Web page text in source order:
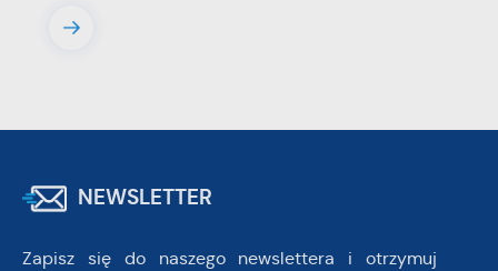
NEWSLETTER
Zapisz się do naszego newslettera i otrzymuj